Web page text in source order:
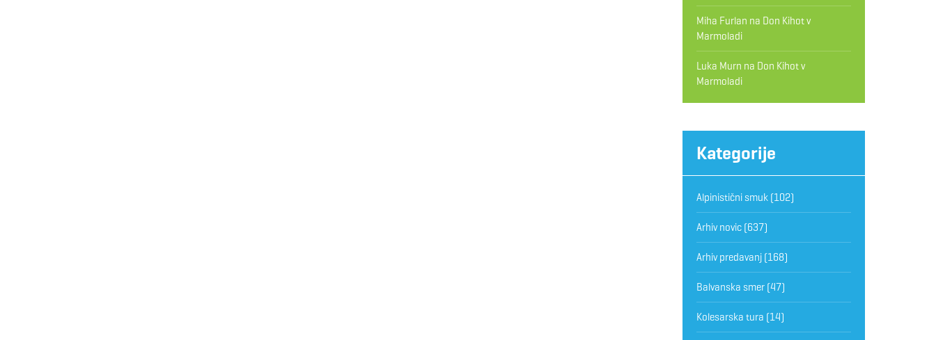
Miha Furlan na Don Kihot v
Marmoladi
Luka Murn na Don Kihot v
Marmoladi
Kategorije
Alpinistični smuk(102)
Arhiv novic(637)
Arhiv predavanj(168)
Balvanska smer(47)
Kolesarska tura (14)